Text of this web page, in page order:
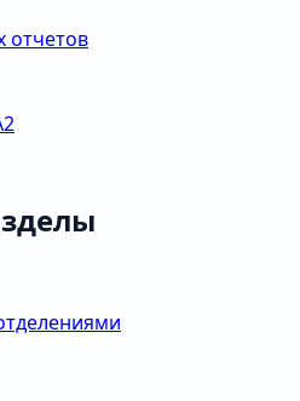
отчетов